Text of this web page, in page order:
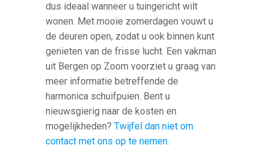
dus ideaal wanneer u tuingericht wilt
wonen. Met mooie zomerdagen vouwt u
de deuren open, zodat u ook binnen kunt
genieten van de frisse lucht. Een vakman
uit Bergen op Zoom voorziet u graag van
meer informatie betreffende de
harmonica schuifpuien. Bent u
nieuwsgierig naar de kosten en
mogelijkheden?Twijfel dan niet om
contact met ons op te nemen.